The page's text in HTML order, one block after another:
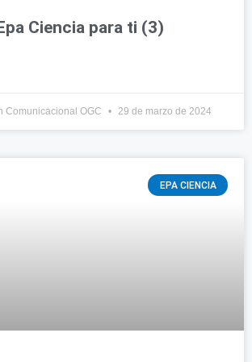
Ciencia para ti (3)
Comunicacional OGC 29 de marzo de 2024
EPA CIENCIA